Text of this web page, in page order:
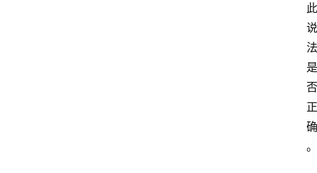
此
说
法
是
否
正
确
。